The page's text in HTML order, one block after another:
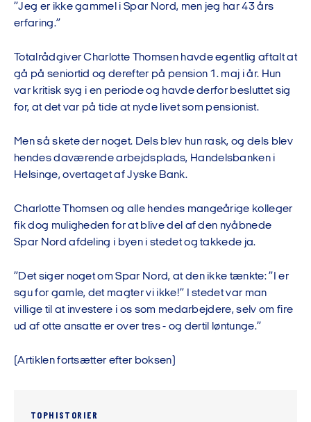
”Jeg er ikke gammel i Spar Nord, men jeg har 43 års
erfaring.”
Totalrådgiver Charlotte Thomsen havde egentlig aftalt at
gå på seniortid og derefter på pension 1. maj i år. Hun
var kritisk syg i en periode og havde derfor besluttet sig
for, at det var på tide at nyde livet som pensionist.
Men så skete der noget. Dels blev hun rask, og dels blev
hendes daværende arbejdsplads, Handelsbanken i
Helsinge, overtaget af Jyske Bank.
Charlotte Thomsen og alle hendes mangeårige kolleger
fik dog muligheden for at blive del af den nyåbnede
Spar Nord afdeling i byen i stedet og takkede ja.
”Det siger noget om Spar Nord, at den ikke tænkte: ”I er
sgu for gamle, det magter vi ikke!” I stedet var man
villige til at investere i os som medarbejdere, selv om fire
ud af otte ansatte er over tres - og dertil løntunge.”
(Artiklen fortsætter efter boksen)
TOPHISTORIER